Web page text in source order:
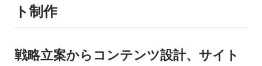
ト制作
戦略立案からコンテンツ設計、サイト